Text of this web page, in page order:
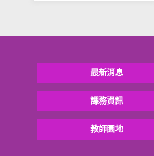
最新消息
課務資訊
教師園地